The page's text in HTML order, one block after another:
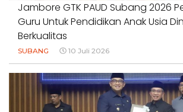
Jambore GTK PAUD Subang 2026
Guru Untuk Pendidikan Anak Usia
Berkualitas
SUBANG 10 Juli 2026